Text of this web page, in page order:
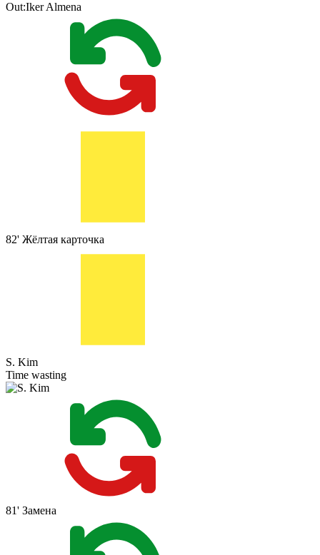
Out:Iker Almena
82' Жёлтая карточка
S. Kim
Time wasting
81' Замена